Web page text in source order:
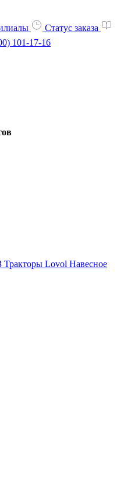
Статус заказа
101-17-16
Тракторы Lovol Навесное